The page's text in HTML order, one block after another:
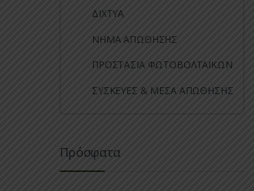
ΔΙΧΤΥΑ
ΝΗΜΑ ΑΠΩΘΗΣΗΣ
ΠΡΟΣΤΑΣΙΑ ΦΩΤΟΒΟΛΤΑΙΚΩΝ
ΣΥΣΚΕΥΕΣ & ΜΕΣΑ ΑΠΩΘΗΣΗΣ
Πρόσφατα